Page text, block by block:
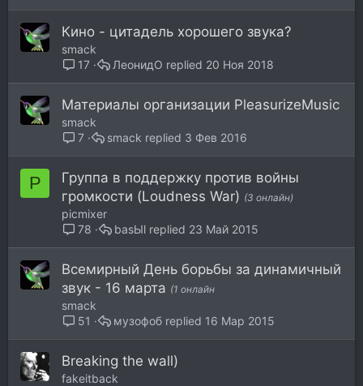
Кино - цитадель хорошего звука?
smack
17
20 Ноя 2018
ЛеонидО
Материалы организации PleasurizeMusic
smack
7
3 Фев 2016
smack
P
Группа в поддержку против войны
громкости (Loudness War) (3 онлайн)
picmixer
78
23 Май 2015
basЫl
Всемирный День борьбы за динамичный
звук - 16 марта (1 онлайн
smack
51
16 Мар 2015
музофоб
Breaking the wall)
fakeitback